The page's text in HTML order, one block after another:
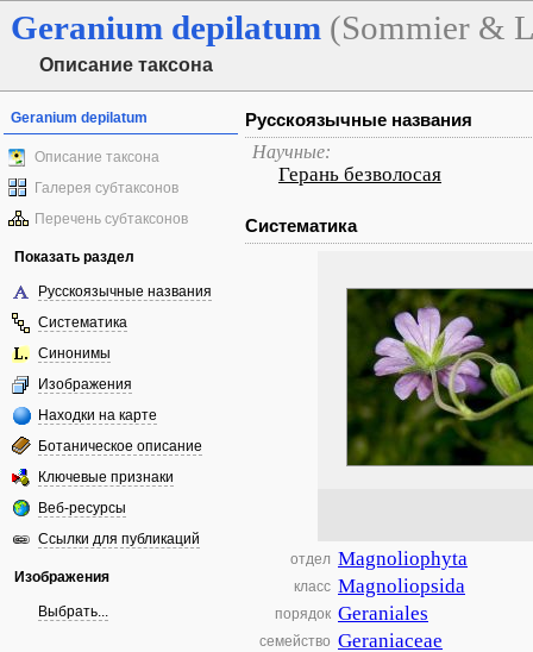
Geranium depilatum (Sommier &
Описание таксона
Geranium depilatum
Описание таксона
Галерея субтаксонов
Перечень субтаксонов
Показать раздел
Русскоязычные названия
Систематика
Синонимы
Изображения
Находки на карте
Ботаническое описание
Ключевые признаки
Веб-ресурсы
Ссылки для публикаций
Изображения
Выбрать...
Русскоязычные названия
Научные:
Герань безволосая
Систематика
отдел Magnoliophyta
класс Magnoliopsida
порядок Geraniales
семейство Geraniaceae